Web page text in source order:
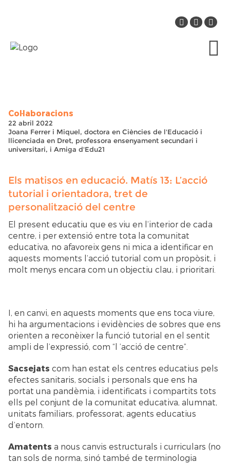
Col·laboracions
22 abril 2022
Joana Ferrer i Miquel, doctora en Ciències de l'Educació i
llicenciada en Dret, professora ensenyament secundari i
universitari, i Amiga d'Edu21
Els matisos en educació. Matís 13: L’acció
tutorial i orientadora, tret de
personalització del centre
El present educatiu que es viu en l’interior de cada
centre, i per extensió entre tota la comunitat
educativa, no afavoreix gens ni mica a identificar en
aquests moments l’acció tutorial com un propòsit, i
molt menys encara com un objectiu clau, i prioritari.
I, en canvi, en aquests moments que ens toca viure,
hi ha argumentacions i evidències de sobres que ens
orienten a reconèixer la funció tutorial en el sentit
ampli de l’expressió, com “l ’acció de centre”.
Sacsejats com han estat els centres educatius pels
efectes sanitaris, socials i personals que ens ha
portat una pandèmia, i identificats i compartits tots
ells pel conjunt de la comunitat educativa, alumnat,
unitats familiars, professorat, agents educatius
d’entorn.
Amatents a nous canvis estructurals i curriculars (no
tan sols de norma, sinó també de terminologia